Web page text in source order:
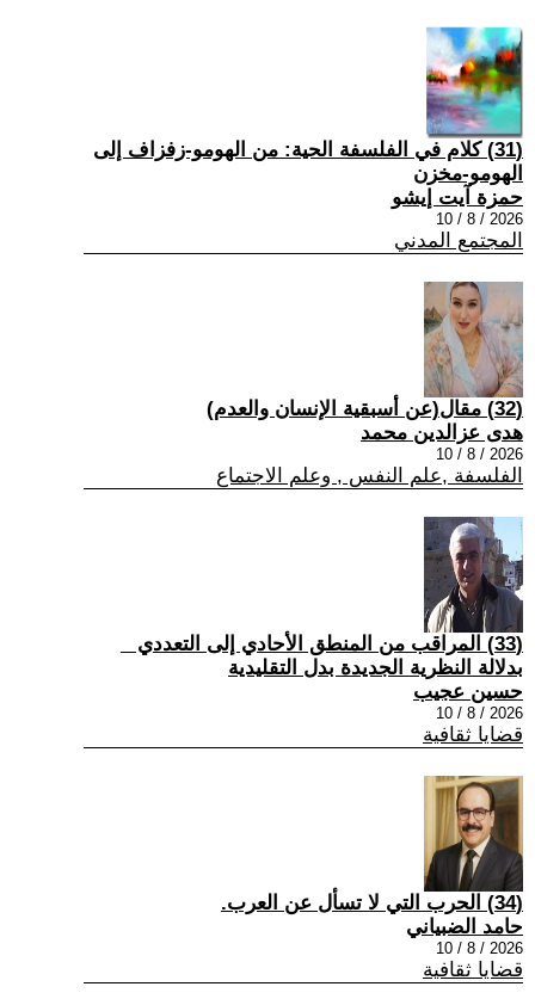
(31) كلام في الفلسفة الحية: من الهومو-زفزاف إلى
الهومو-مخزن
حمزة آيت إيشو
2026 / 8 / 10
المجتمع المدني
(32) مقال(عن أسبقية الإنسان والعدم)
هدى عزالدين محمد
2026 / 8 / 10
الفلسفة ,علم النفس , وعلم الاجتماع
(33) المراقب من المنطق الأحادي إلى التعددي _
بدلالة النظرية الجديدة بدل التقليدية
حسين عجيب
2026 / 8 / 10
قضايا ثقافية
(34) الحرب التي لا تسأل عن العرب.
حامد الضبياني
2026 / 8 / 10
قضايا ثقافية